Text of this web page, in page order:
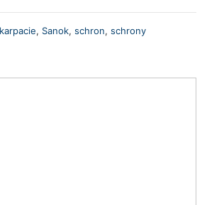
, Sanok, schron, schrony